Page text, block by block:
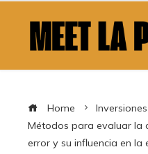
Home
Métodos para evaluar la
error y su influencia en la